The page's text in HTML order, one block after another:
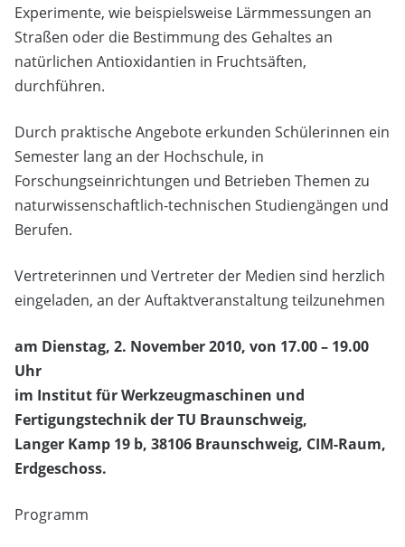
Experimente, wie beispielsweise Lärmmessungen an
Straßen oder die Bestimmung des Gehaltes an
natürlichen Antioxidantien in Fruchtsäften,
durchführen.
Durch praktische Angebote erkunden Schülerinnen ein
Semester lang an der Hochschule, in
Forschungseinrichtungen und Betrieben Themen zu
naturwissenschaftlich-technischen Studiengängen und
Berufen.
Vertreterinnen und Vertreter der Medien sind herzlich
eingeladen, an der Auftaktveranstaltung teilzunehmen
am Dienstag, 2. November 2010, von 17.00 – 19.00
Uhr
im Institut für Werkzeugmaschinen und
Fertigungstechnik der TU Braunschweig,
Langer Kamp 19 b, 38106 Braunschweig, CIM-Raum,
Erdgeschoss.
Programm